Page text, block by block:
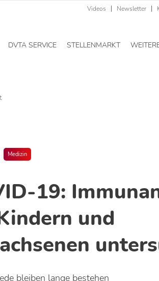
Videos Newsletter
DVTA SERVICE STELLENMARKT
Medizin
19:
und
bleiben lange bestehen